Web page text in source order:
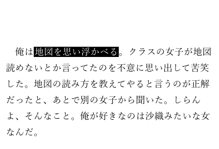
俺は 地図を思い浮かべる 。クラスの女子が地図
読めないとか言ってたのを不意に思い出して苦笑
した。地図の読み方を教えてやると言うのが正解
だったと、あとで別の女子から聞いた。しらん
よ、そんなこと。俺が好きなのは沙織みたいな女
なんだ。